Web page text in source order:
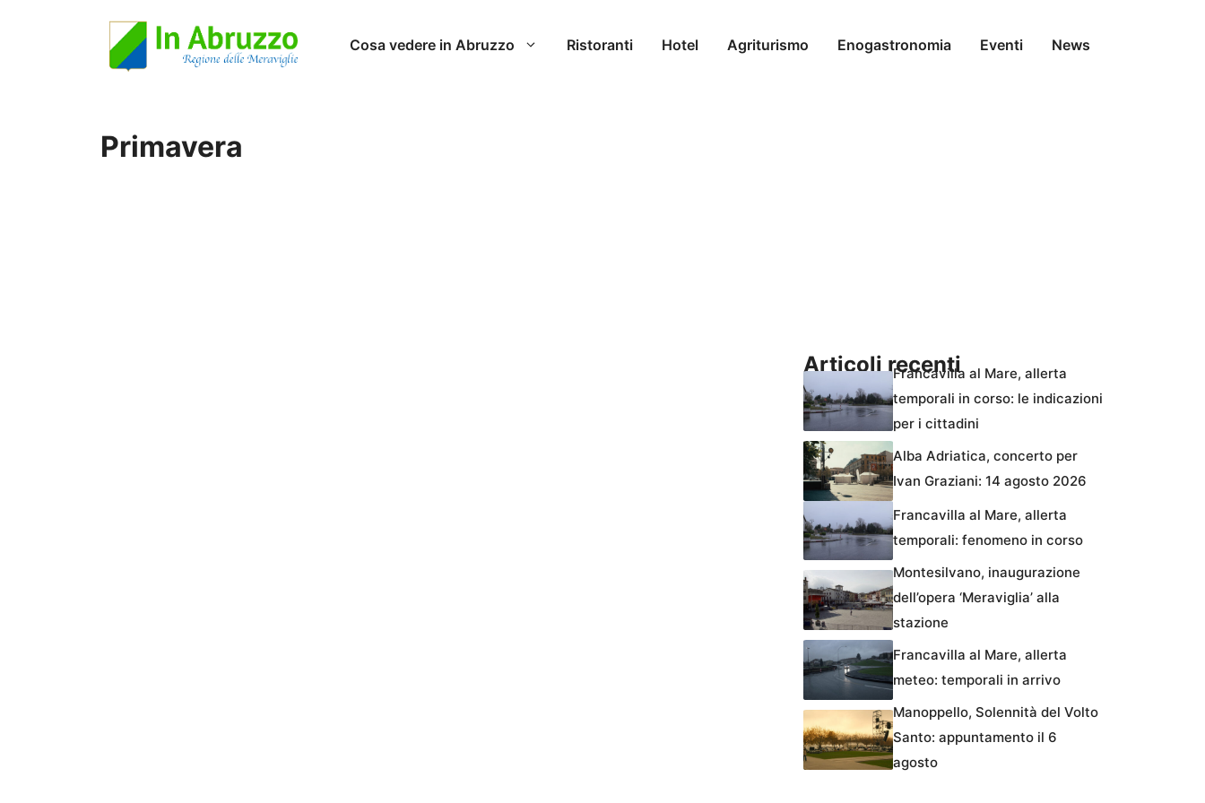
Cosa vedere in Abruzzo Ristoranti Hotel Agriturismo Enogastronomia Eventi News
Primavera
Articoli recentiFrancavilla al Mare, allerta
temporali in corso: le indicazioni
per i cittadini
Alba Adriatica, concerto per
Ivan Graziani: 14 agosto 2026
Francavilla al Mare, allerta
temporali: fenomeno in corso
Montesilvano, inaugurazione
dell’opera ‘Meraviglia’ alla
stazione
Francavilla al Mare, allerta
meteo: temporali in arrivo
Manoppello, Solennità del Volto
Santo: appuntamento il 6
agosto